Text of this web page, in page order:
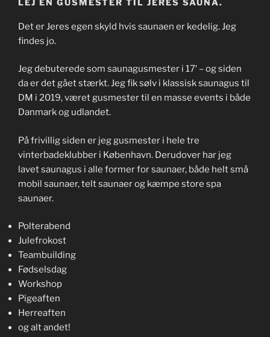
LEJ EN GUSMESTER TIL JERES SAUNA.
Det er Jeres egen skyld hvis saunaen er kedelig. Jeg
findes jo.
Jeg debuterede som saunagusmester i 17′ – og siden
da er det gået stærkt. Jeg fik sølv i klassisk saunagus til
DM i 2019, været gusmester til en masse events i både
Danmark og udlandet.
På frivillig siden er jeg gusmester i hele tre
vinterbadeklubber i København. Derudover har jeg
lavet saunagus i alle former for saunaer, både helt små
mobil saunaer, telt saunaer og kæmpe store spa
saunaer.
Polterabend
Julefrokost
Teambuilding
Fødselsdag
Workshop
Pigeaften
Herreaften
og alt andet!